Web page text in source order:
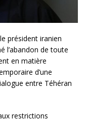
président iranien
l’abandon de toute
en matière
d’une
entre Téhéran
restrictions